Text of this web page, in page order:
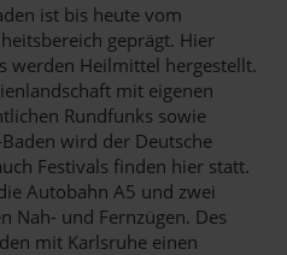
ist bis heute vom
geprägt. Hier
werden Heilmittel hergestellt.
mit eigenen
Rundfunks sowie
wird der Deutsche
Festivals finden hier statt.
Autobahn A5 und zwei
Nah- und Fernzügen. Des
mit Karlsruhe einen